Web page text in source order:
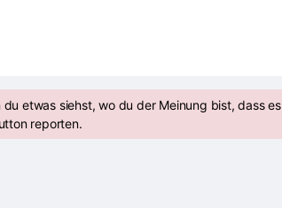
etwas siehst, wo du der Meinung bist, dass es
reporten.